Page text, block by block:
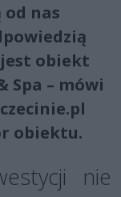
nas
obiekt
Spa – mówi
obiektu.
nie